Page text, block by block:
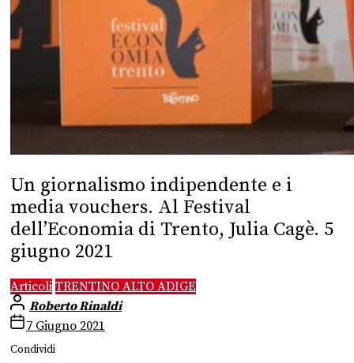
Un giornalismo indipendente e i
media vouchers. Al Festival
dell’Economia di Trento, Julia Cagè. 5
giugno 2021
Articoli TRENTINO ALTO ADIGE
Roberto Rinaldi
7 Giugno 2021
Condividi